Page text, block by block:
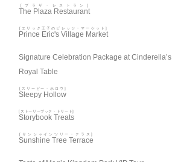
The Plaza Restaurant
[プラザ・レストラン]
Prince Eric's Village Market
[エリック王子のビレッジ・マーケット]
Signature Celebration Package at Cinderella’s
Royal Table
Sleepy Hollow
[スリーピー・ホロウ]
Storybook Treats
[ストーリーブック・トリート]
Sunshine Tree Terrace
[サンシャインツリー・テラス]